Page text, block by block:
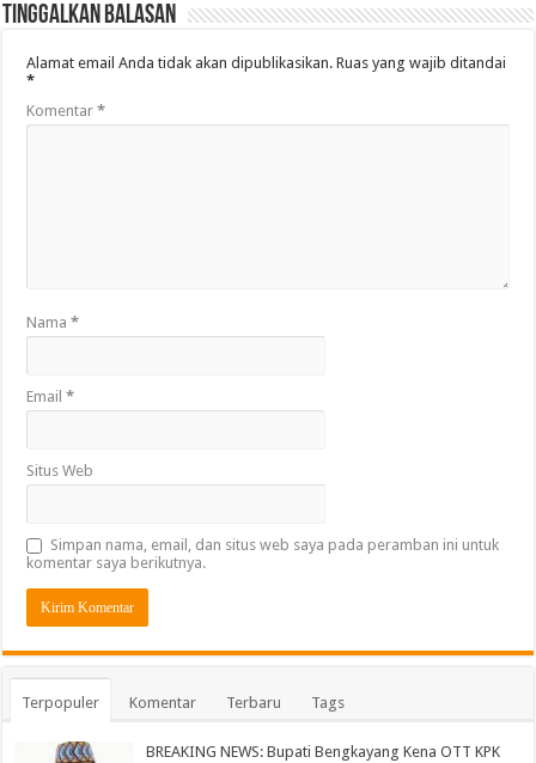
Tinggalkan Balasan
Alamat email Anda tidak akan dipublikasikan. Ruas yang wajib ditandai
*
Komentar*
Nama*
Email*
Situs Web
Simpan nama, email, dan situs web saya pada peramban ini untuk
komentar saya berikutnya.
Terpopuler Komentar Terbaru Tags
BREAKING NEWS: Bupati Bengkayang Kena OTT KPK